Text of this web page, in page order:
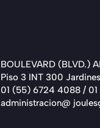
BOULEVARD (BLVD.)
Piso 3 INT 300
01 (55) 6724 4088 /
administracion@